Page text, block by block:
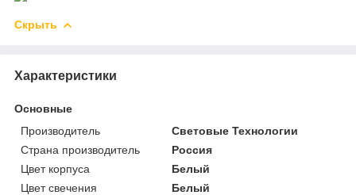
Скрыть
Характеристики
Основные
Производитель
Световые Технологии
Страна производитель
Россия
Цвет корпуса
Белый
Цвет свечения
Белый